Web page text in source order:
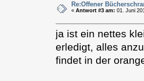
Re:Offener
«Antwort #3 am: 01. Juni
ja ist ein nettes
erledigt, alles
findet in der